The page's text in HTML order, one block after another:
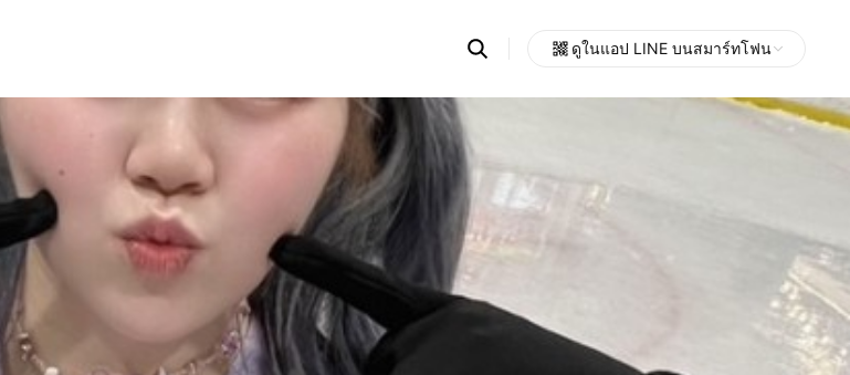
Search
OpenChats
messages
search
ดูในแอป LINE บนสมาร์ทโฟน